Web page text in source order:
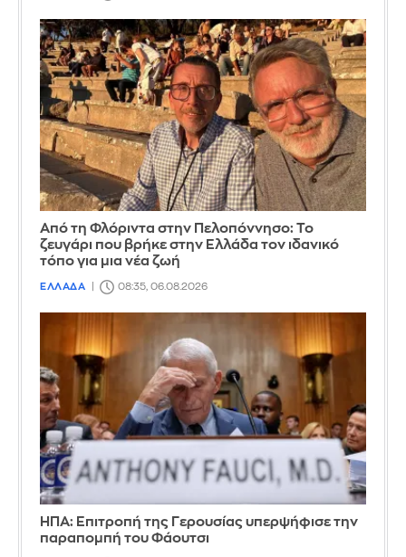
Από τη Φλόριντα στην Πελοπόννησο: Το
ζευγάρι που βρήκε στην Ελλάδα τον ιδανικό
τόπο για μια νέα ζωή
ΕΛΛΑΔΑ 08:35, 06.08.2026
ΗΠΑ: Επιτροπή της Γερουσίας υπερψήφισε την
παραπομπή του Φάουτσι